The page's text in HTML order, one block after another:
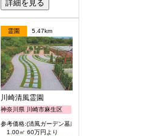
詳細を見る
霊園 5.47km
川崎清風霊園
神奈川県 川崎市麻生区
参考価格:(清風ガーデン墓所)
1.00㎡ 60万円より